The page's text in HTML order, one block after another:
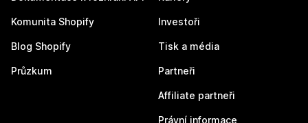
Komunita Shopify
Blog Shopify
Průzkum
Investoři
Tisk a média
Partneři
Affiliate partneři
Právní informace